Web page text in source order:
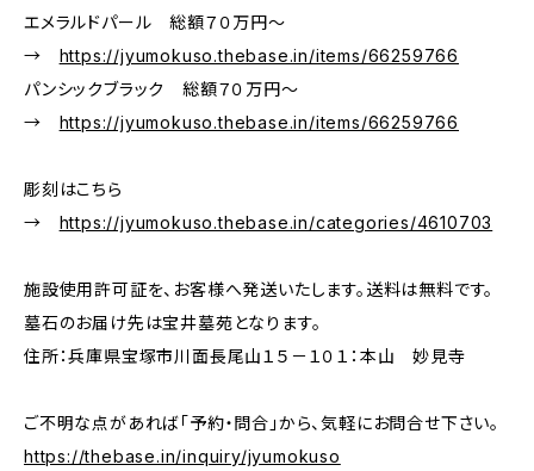
エメラルドパール 総額７０万円～
→ https://jyumokuso.thebase.in/items/66259766
パンシックブラック 総額７０万円～
→ https://jyumokuso.thebase.in/items/66259766
彫刻はこちら
→ https://jyumokuso.thebase.in/categories/4610703
施設使用許可証を、お客様へ発送いたします。送料は無料です。
墓石のお届け先は宝井墓苑となります。
住所：兵庫県宝塚市川面長尾山１５－１０１：本山 妙見寺
ご不明な点があれば「予約・問合」から、気軽にお問合せ下さい。
https://thebase.in/inquiry/jyumokuso